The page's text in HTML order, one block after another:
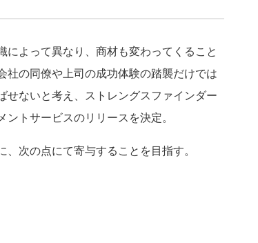
よって異なり、商材も変わってくること
の同僚や上司の成功体験の踏襲だけでは
ないと考え、ストレングスファインダー
トサービスのリリースを決定。
次の点にて寄与することを目指す。